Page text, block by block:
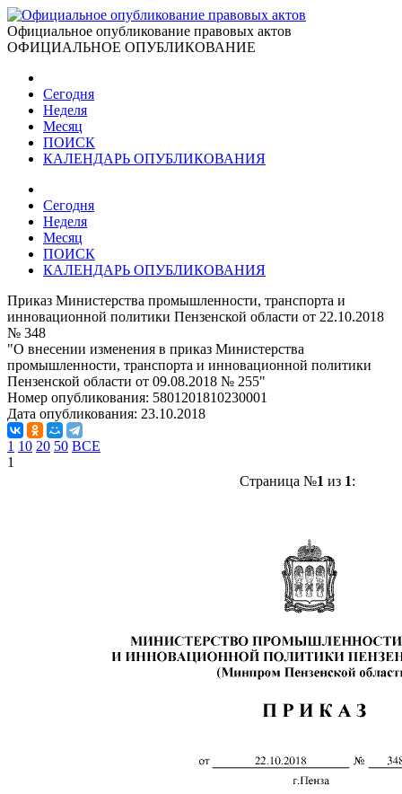
Официальное опубликование правовых актов
ОФИЦИАЛЬНОЕ ОПУБЛИКОВАНИЕ
Сегодня
Неделя
Месяц
ПОИСК
КАЛЕНДАРЬ ОПУБЛИКОВАНИЯ
Сегодня
Неделя
Месяц
ПОИСК
КАЛЕНДАРЬ ОПУБЛИКОВАНИЯ
Приказ Министерства промышленности, транспорта и
инновационной политики Пензенской области от 22.10.2018
№ 348
"О внесении изменения в приказ Министерства
промышленности, транспорта и инновационной политики
Пензенской области от 09.08.2018 № 255"
Номер опубликования: 5801201810230001
Дата опубликования: 23.10.2018
1 10 20 50 ВСЕ
1
Страница №1 из 1: